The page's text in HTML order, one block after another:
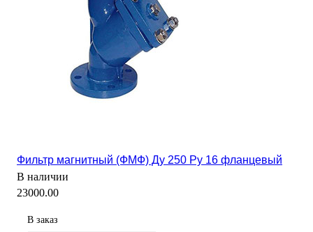
Фильтр магнитный (ФМФ) Ду 250 Ру 16 фланцевый
В наличии
23000.00
В заказ